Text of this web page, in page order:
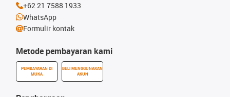
Metode pembayaran kami
PEMBAYARAN DI
MUKA
BELI MENGGUNAKAN
AKUN
+62 21 7588 1933
WhatsApp
Formulir kontak